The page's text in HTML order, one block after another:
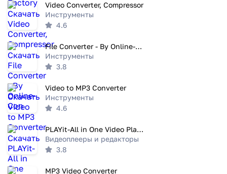
Video Converter, Compressor
Инструменты
4.6
File Converter - By Online-Con
Инструменты
3.8
Video to MP3 Converter
Инструменты
4.6
PLAYit-All in One Video Player
Видеоплееры и редакторы
3.8
MP3 Video Converter